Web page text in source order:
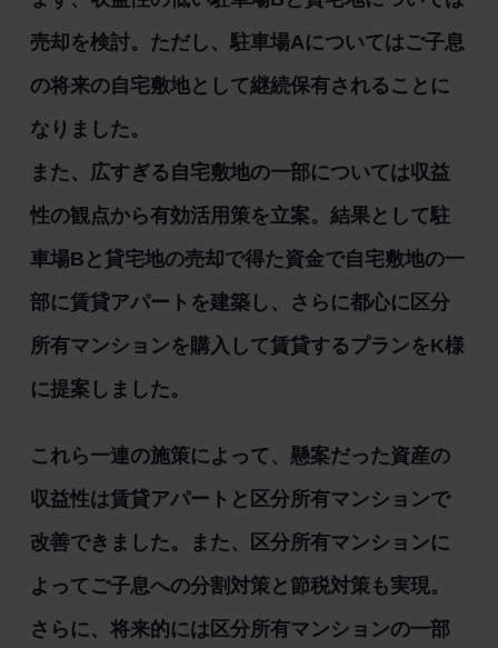
売却を検討。ただし、駐車場Aについてはご子息
の将来の自宅敷地として継続保有されることに
なりました。
また、広すぎる自宅敷地の一部については収益
性の観点から有効活用策を立案。結果として駐
車場Bと貸宅地の売却で得た資金で自宅敷地の一
部に賃貸アパートを建築し、さらに都心に区分
所有マンションを購入して賃貸するプランをK様
に提案しました。
これら一連の施策によって、懸案だった資産の
収益性は賃貸アパートと区分所有マンションで
改善できました。また、区分所有マンションに
よってご子息への分割対策と節税対策も実現。
さらに、将来的には区分所有マンションの一部